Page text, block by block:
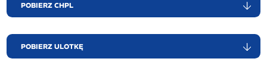
POBIERZ CHPL
POBIERZ ULOTKĘ